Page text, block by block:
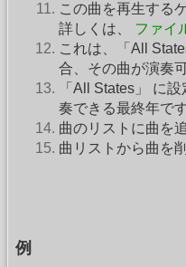
この曲を再生する
詳しくは、
ファイ
これは、「All
合、その曲が演奏
「All States」 に
奏できる最終年です
曲のリストに曲を
曲リストから曲を
例